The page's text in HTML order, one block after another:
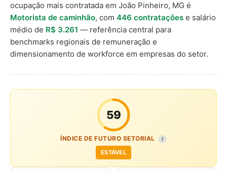
ocupação mais contratada em João Pinheiro, MG é
Motorista de caminhão, com 446 contratações e salário
médio de R$ 3.261 — referência central para
benchmarks regionais de remuneração e
dimensionamento de workforce em empresas do setor.
59
ÍNDICE DE FUTURO SETORIAL I
ESTÁVEL